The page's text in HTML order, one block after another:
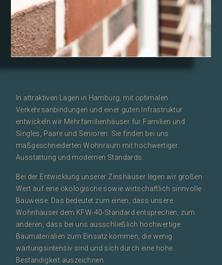
In attraktiven Lagen in Hamburg, mit optimalen
Verkehrsanbindungen und einer guten Infrastruktur
entwickeln wir Mehrfamilienhäuser für Familien und
Singles, Paare und Senioren. Sie finden bei uns
maßgeschneiderten Wohnraum mit hochwertiger
Ausstattung und modernen Standards.
Bei der Entwicklung unserer Zinshäuser legen wir großen
Wert auf eine ökologische sowie wirtschaftlich sinnvolle
Bauweise. Das bedeutet zum einen, dass unsere
Wohnhäuser dem KFW-40-Standard entsprechen, zum
anderen, dass bei uns ausschließlich hochwertige
Baumaterialien zum Einsatz kommen, die wenig
wartungsintensiv sind und sich durch eine hohe
Beständigkeit auszeichnen.